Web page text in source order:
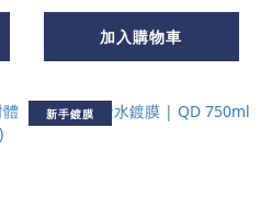
加入購物車
新手鍍膜